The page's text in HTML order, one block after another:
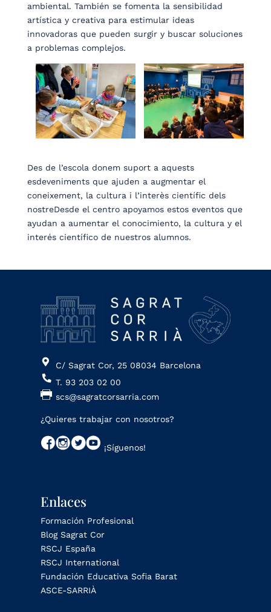
ambiental. También se fomenta la sensibilidad
artística y creativa para estimular ideas
innovadoras que pueden surgir y buscar soluciones
a problemas complejos.
Des de l’escola donem suport a aquests
esdeveniments que ajuden a augmentar el
coneixement, la cultura i l’interès científic dels
nostreDesde el centro apoyamos estos eventos que
ayudan a aumentar el conocimiento, la cultura y el
interés científico de nuestros alumnos.
C/ Sagrat Cor, 25 08034 Barcelona
T. 93 203 02 00
scs@sagratcorsarria.com
¿Quieres trabajar con nosotros?
¡Síguenos!
Enlaces
Formación Profesional
Blog Sagrat Cor
RSCJ España
RSCJ International
Fundación Educativa Sofia Barat
ASCE-SARRIÀ